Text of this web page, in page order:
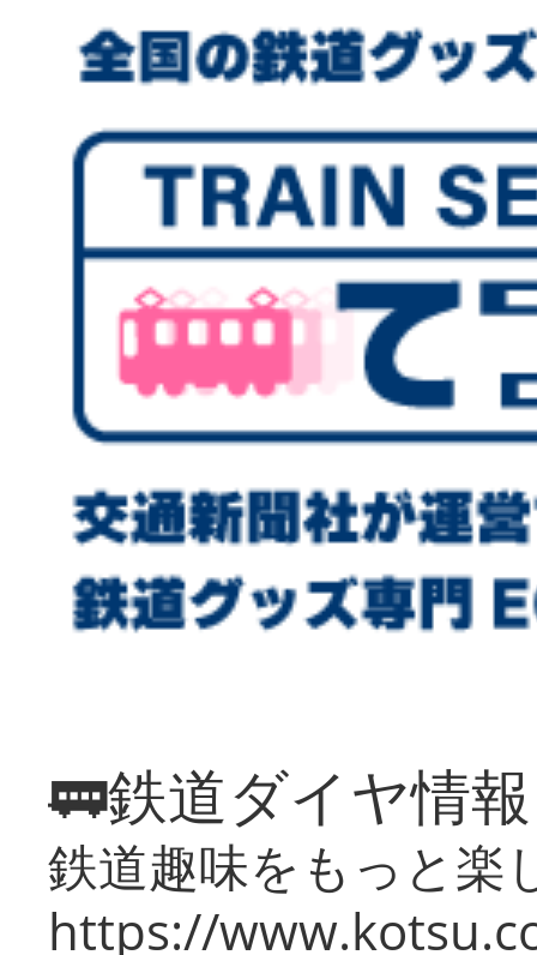
🚃鉄道ダイヤ情
鉄道趣味をもっと楽
https://